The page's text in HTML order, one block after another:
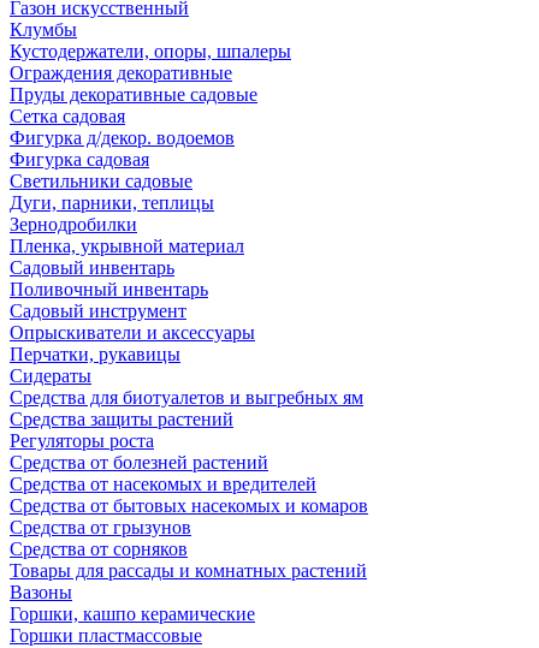
Газон искусственный
Клумбы
Кустодержатели, опоры, шпалеры
Ограждения декоративные
Пруды декоративные садовые
Сетка садовая
Фигурка д/декор. водоемов
Фигурка садовая
Светильники садовые
Дуги, парники, теплицы
Зернодробилки
Пленка, укрывной материал
Садовый инвентарь
Поливочный инвентарь
Садовый инструмент
Опрыскиватели и аксессуары
Перчатки, рукавицы
Сидераты
Средства для биотуалетов и выгребных ям
Средства защиты растений
Регуляторы роста
Средства от болезней растений
Средства от насекомых и вредителей
Средства от бытовых насекомых и комаров
Средства от грызунов
Средства от сорняков
Товары для рассады и комнатных растений
Вазоны
Горшки, кашпо керамические
Горшки пластмассовые